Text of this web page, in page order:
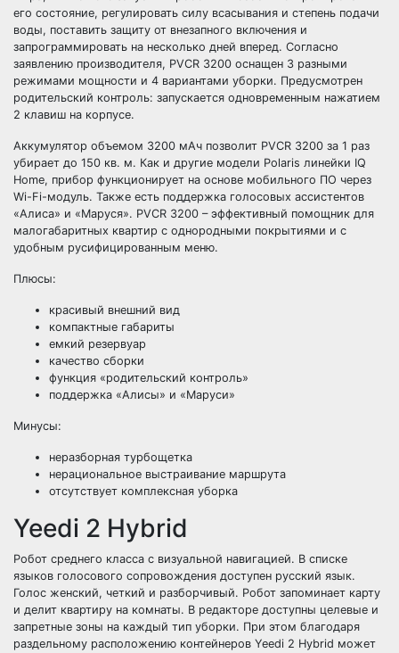
его состояние, регулировать силу всасывания и степень подачи
воды, поставить защиту от внезапного включения и
запрограммировать на несколько дней вперед. Согласно
заявлению производителя, PVCR 3200 оснащен 3 разными
режимами мощности и 4 вариантами уборки. Предусмотрен
родительский контроль: запускается одновременным нажатием
2 клавиш на корпусе.
Аккумулятор объемом 3200 мАч позволит PVCR 3200 за 1 раз
убирает до 150 кв. м. Как и другие модели Polaris линейки IQ
Home, прибор функционирует на основе мобильного ПО через
Wi-Fi-модуль. Также есть поддержка голосовых ассистентов
«Алиса» и «Маруся». PVCR 3200 – эффективный помощник для
малогабаритных квартир с однородными покрытиями и с
удобным русифицированным меню.
Плюсы:
красивый внешний вид
компактные габариты
емкий резервуар
качество сборки
функция «родительский контроль»
поддержка «Алисы» и «Маруси»
Минусы:
неразборная турбощетка
нерациональное выстраивание маршрута
отсутствует комплексная уборка
Yeedi 2 Hybrid
Робот среднего класса с визуальной навигацией. В списке
языков голосового сопровождения доступен русский язык.
Голос женский, четкий и разборчивый. Робот запоминает карту
и делит квартиру на комнаты. В редакторе доступны целевые и
запретные зоны на каждый тип уборки. При этом благодаря
раздельному расположению контейнеров Yeedi 2 Hybrid может